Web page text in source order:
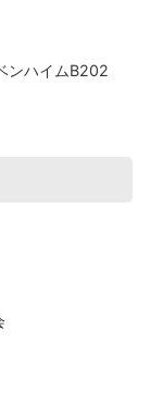
ンハイムB202